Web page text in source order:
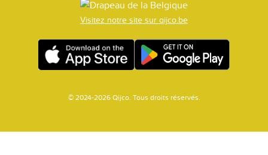
Visitez notre site sur qijco.be
© 2024-2026 Qijco. Tous droits réservés.